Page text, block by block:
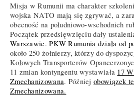
Misja w Rumunii ma charakter
wojska NATO mają się zgrywać, a
obecność na południowo-wschodnich
Początek przedsięwzięciu dały
Warszawie.PKW Rumunia działa od
około 250 żołnierzy, którzy do
Kołowych Transporterów
11 zmian kontyngentu wystawiała 17
Zmechanizowana. Późniejobowiązek
Zmechanizowana.